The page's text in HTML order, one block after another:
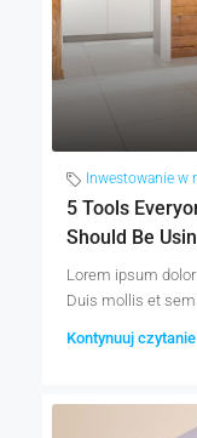
Inwestowanie
5 Tools
Should Be
Lorem ipsum
Duis mollis et
Kontynuuj czytanie